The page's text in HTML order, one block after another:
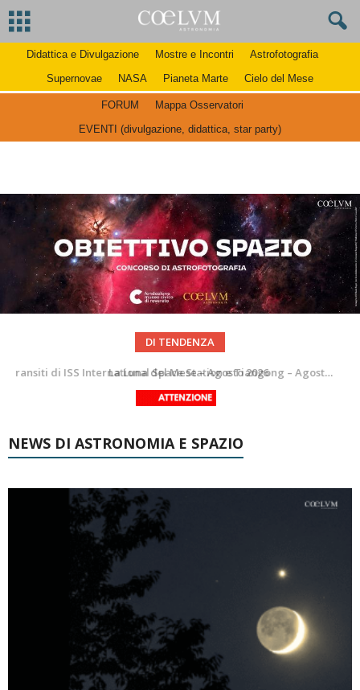
Didattica e Divulgazione Mostre e Incontri
Astrofotografia
Supernovae
NASA Pianeta Marte Cielo del Mese
FORUM
Mappa Osservatori
EVENTI (divulgazione, didattica, star party)
DI TENDENZA
La Luna del Mese – Agosto 2026
Le costellazioni di Agosto 2026: Delfino
NEWS DI ASTRONOMIA E SPAZIO